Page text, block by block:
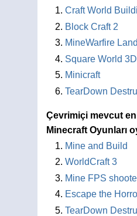
Craft World
Block Craft 2
MineWarfire
Square World 3D
Minicraft
TearDown
Çevrimiçi mevcut
Minecraft Oyunları
Mine and Build
WorldCraft 3
Mine FPS
Escape the
TearDown